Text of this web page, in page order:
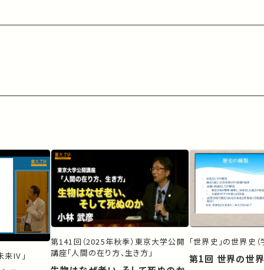
来IV」
第141回（2025年秋季）東京大学公開
講座「人間の在り方、生き方」
「世界史」の世界史
第1回 世界の世